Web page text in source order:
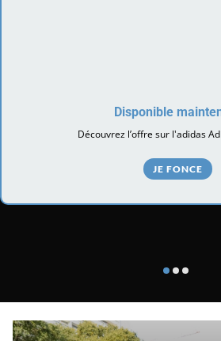
Disponible
Découvrez l’offre sur l'adidas
JE FONCE